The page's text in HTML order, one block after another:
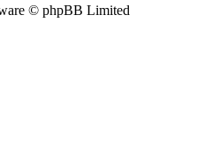
© phpBB Limited